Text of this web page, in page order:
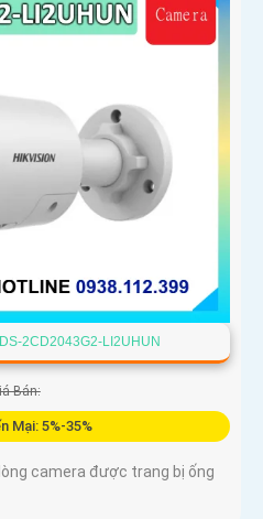
2CD2043G2-LI2UHUN
Bán:
Mại: 5%-35%
camera được trang bị ống